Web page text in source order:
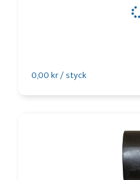
0,00 kr / styck